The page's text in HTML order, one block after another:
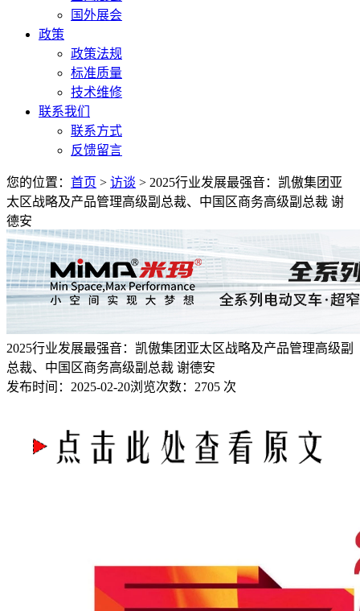
国外展会
政策
政策法规
标准质量
技术维修
联系我们
联系方式
反馈留言
您的位置： 首页 > 访谈 > 2025行业发展最强音：凯傲集团亚
太区战略及产品管理高级副总裁、中国区商务高级副总裁 谢
德安
2025行业发展最强音：凯傲集团亚太区战略及产品管理高级副
总裁、中国区商务高级副总裁 谢德安
发布时间： 2025-02-20浏览次数： 2705 次